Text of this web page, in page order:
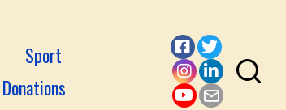
Sport
Donations
Facebook
Twitter
Instagram
LinkedIn